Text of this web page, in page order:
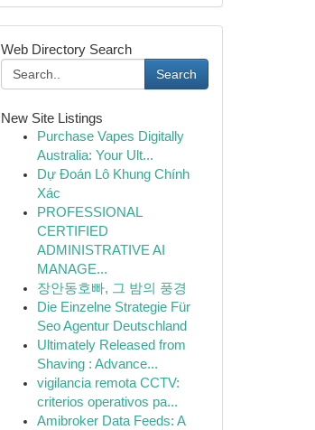
Web Directory Search
Search
New Site Listings
Purchase Vapes Digitally
Australia: Your Ult...
Dự Đoán Lô Khung Chính
Xác
PROFESSIONAL
CERTIFIED
ADMINISTRATIVE AI
MANAGE...
장안동호빠, 그 밤의 풍경
Die Einzelne Strategie Für
Seo Agentur Deutschland
Ultimately Released from
Shaving : Advance...
vigilancia remota CCTV:
criterios operativos pa...
Amibroker Data Feeds: A